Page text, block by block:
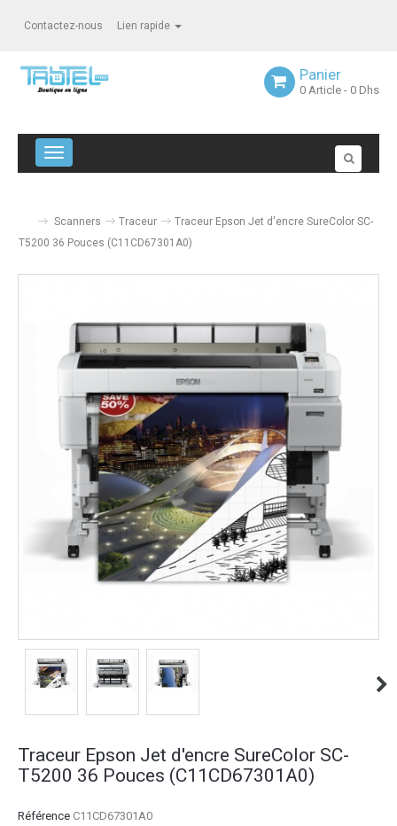
Contactez-nous Lien rapide
Panier
0 Article - 0 Dhs
Navigation bascule
Scanners Traceur
Traceur Epson Jet d'encre SureColor SC-
T5200 36 Pouces (C11CD67301A0)
Traceur Epson Jet d'encre SureColor SC-
T5200 36 Pouces (C11CD67301A0)
Référence C11CD67301A0